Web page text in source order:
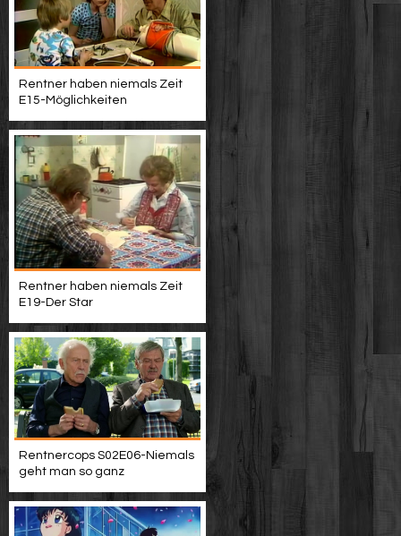
Rentner haben niemals Zeit
E15-Möglichkeiten
Rentner haben niemals Zeit
E19-Der Star
Rentnercops S02E06-Niemals
geht man so ganz